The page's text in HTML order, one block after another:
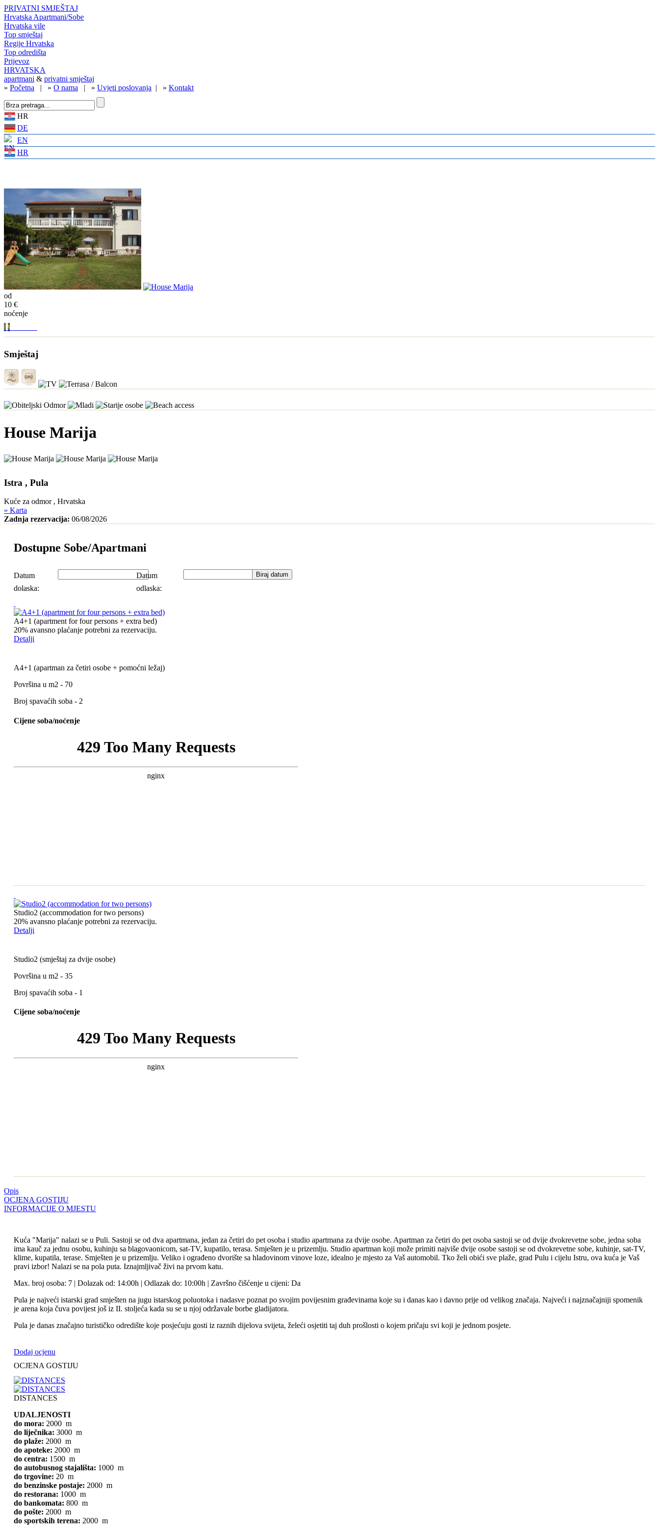
PRIVATNI SMJEŠTAJ
Hrvatska Apartmani/Sobe
Hrvatska vile
Top smještaj
Regije Hrvatska
Top odredišta
Prijevoz
HRVATSKA
apartmani & privatni smještaj
» Početna | » O nama | » Uvjeti poslovanja | » Kontakt
HR
DE
EN
HR
od
10 €
noćenje
Smještaj
House Marija
Istra , Pula
Kuće za odmor , Hrvatska
» Karta
Zadnja rezervacija: 06/08/2026
Dostupne Sobe/Apartmani
Datum
dolaska:
Datum
odlaska:
A4+1 (apartment for four persons + extra bed)
20% avansno plaćanje potrebni za rezervaciju.
Detalji
A4+1 (apartman za četiri osobe + pomoćni ležaj)
Površina u m2 - 70
Broj spavaćih soba - 2
Cijene soba/noćenje
Studio2 (accommodation for two persons)
20% avansno plaćanje potrebni za rezervaciju.
Detalji
Studio2 (smještaj za dvije osobe)
Površina u m2 - 35
Broj spavaćih soba - 1
Cijene soba/noćenje
Opis
OCJENA GOSTIJU
INFORMACIJE O MJESTU
Kuća "Marija" nalazi se u Puli. Sastoji se od dva apartmana, jedan za četiri do pet osoba i studio apartmana za dvije osobe. Apartman za četiri do pet osoba sastoji se od dvije dvokrevetne sobe, jedna soba
ima kauč za jednu osobu, kuhinju sa blagovaonicom, sat-TV, kupatilo, terasa. Smješten je u prizemlju. Studio apartman koji može primiti najviše dvije osobe sastoji se od dvokrevetne sobe, kuhinje, sat-TV,
klime, kupatila, terase. Smješten je u prizemlju. Veliko i ograđeno dvorište sa hladovinom vinove loze, idealno je mjesto za Vaš automobil. Tko želi obići sve plaže, grad Pulu i cijelu Istru, ova kuća je Vaš
pravi izbor! Nalazi se na pola puta. Iznajmljivač živi na prvom katu.
Max. broj osoba: 7 | Dolazak od: 14:00h | Odlazak do: 10:00h | Završno čišćenje u cijeni: Da
Pula je najveći istarski grad smješten na jugu istarskog poluotoka i nadasve poznat po svojim povijesnim građevinama koje su i danas kao i davno prije od velikog značaja. Najveći i najznačajniji spomenik
je arena koja čuva povijest još iz II. stoljeća kada su se u njoj održavale borbe gladijatora.
Pula je danas značajno turističko odredište koje posjećuju gosti iz raznih dijelova svijeta, želeći osjetiti taj duh prošlosti o kojem pričaju svi koji je jednom posjete.
Dodaj ocjenu
OCJENA GOSTIJU
DISTANCES
UDALJENOSTI
do mora: 2000 m
do liječnika: 3000 m
do plaže: 2000 m
do apoteke: 2000 m
do centra: 1500 m
do autobusnog stajališta: 1000 m
do trgovine: 20 m
do benzinske postaje: 2000 m
do restorana: 1000 m
do bankomata: 800 m
do pošte: 2000 m
do sportskih terena: 2000 m